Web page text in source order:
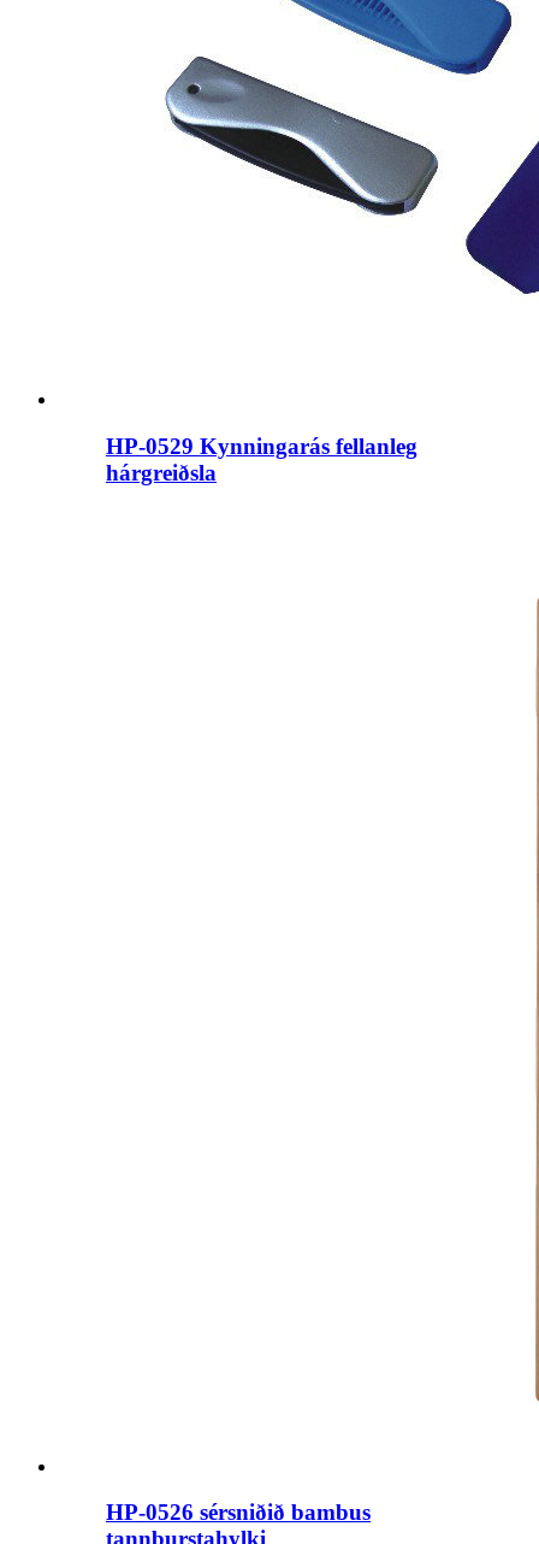
HP-0529 Kynningarás fellanleg
hárgreiðsla
HP-0526 sérsniðið bambus